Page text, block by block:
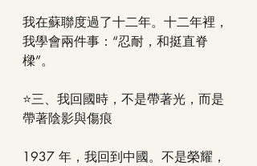
我在蘇聯度過了十二年。十二年裡，
我學會兩件事：“忍耐，和挺直脊
樑”。
⭐三、我回國時，不是帶著光，而是
帶著陰影與傷痕
1937 年，我回到中國。不是榮耀，